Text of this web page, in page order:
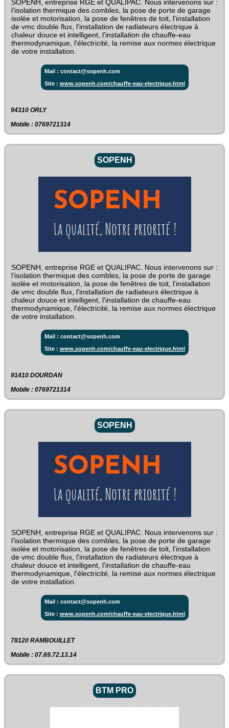
SOPENH, entreprise RGE et QUALIPAC. Nous intervenons sur :
l’isolation thermique des combles, la pose de porte de garage
isolée et motorisation, la pose de fenêtres de toit, l'installation
de vmc double flux, l'installation de radiateurs électrique à
chaleur douce et intelligent, l'installation de chauffe-eau
thermodynamique, l'électricité, la remise aux normes électrique
de votre installation.
Mail : contact@sopenh.com
Site : www.sopenh.com/chauffe-eau-electrique.html
94310 ORLY
Mobile : 0769721314
SOPENH
SOPENH, entreprise RGE et QUALIPAC. Nous intervenons sur :
l’isolation thermique des combles, la pose de porte de garage
isolée et motorisation, la pose de fenêtres de toit, l'installation
de vmc double flux, l'installation de radiateurs électrique à
chaleur douce et intelligent, l'installation de chauffe-eau
thermodynamique, l'électricité, la remise aux normes électrique
de votre installation.
Mail : contact@sopenh.com
Site : www.sopenh.com/chauffe-eau-electrique.html
91410 DOURDAN
Mobile : 0769721314
SOPENH
SOPENH, entreprise RGE et QUALIPAC. Nous intervenons sur :
l’isolation thermique des combles, la pose de porte de garage
isolée et motorisation, la pose de fenêtres de toit, l'installation
de vmc double flux, l'installation de radiateurs électrique à
chaleur douce et intelligent, l'installation de chauffe-eau
thermodynamique, l'électricité, la remise aux normes électrique
de votre installation.
Mail : contact@sopenh.com
Site : www.sopenh.com/chauffe-eau-electrique.html
78120 RAMBOUILLET
Mobile : 07.69.72.13.14
BTM PRO